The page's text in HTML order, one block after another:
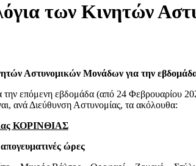
των Κινητών
Αστυνομικών Μονάδων για την
την επόμενη εβδομάδα (από 24 Φεβρουαρίου
ανά Διεύθυνση Αστυνομίας, τα ακόλουθα:
ΚΟΡΙΝΘΙΑΣ
ώρες